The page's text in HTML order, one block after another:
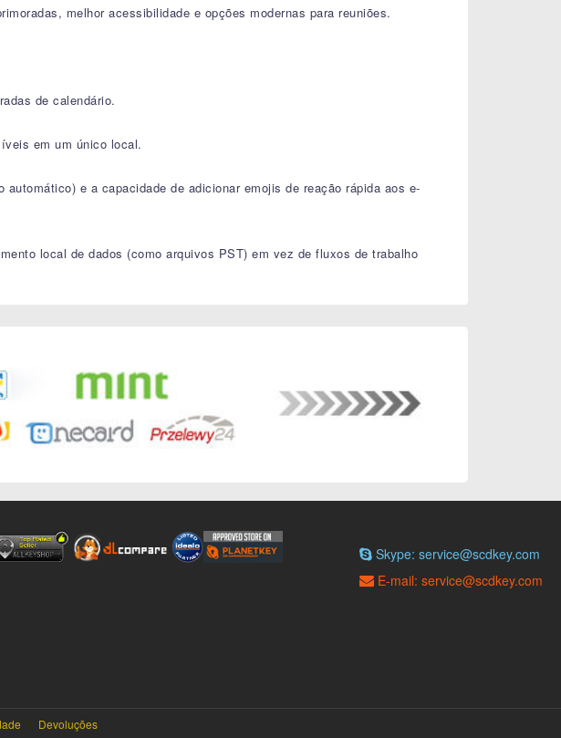
melhor acessibilidade e opções modernas para reuniões.
de calendário.
em um único local.
e a capacidade de adicionar emojis de reação rápida aos e-
local de dados (como arquivos PST) em vez de fluxos de trabalho
Skype: service@scdkey.com
E-mail: service@scdkey.com
Devoluções